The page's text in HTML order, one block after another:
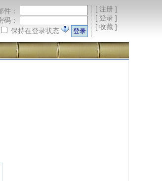
[ 注册]
[ 登录]
[ 收藏]
件：
码：
保持在登录状态